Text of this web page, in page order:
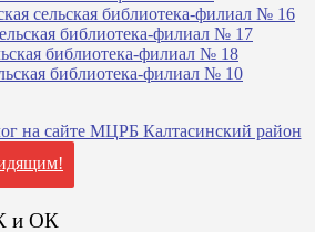
сельская библиотека-филиал № 16
библиотека-филиал № 17
библиотека-филиал № 18
библиотека-филиал № 10
и ОК